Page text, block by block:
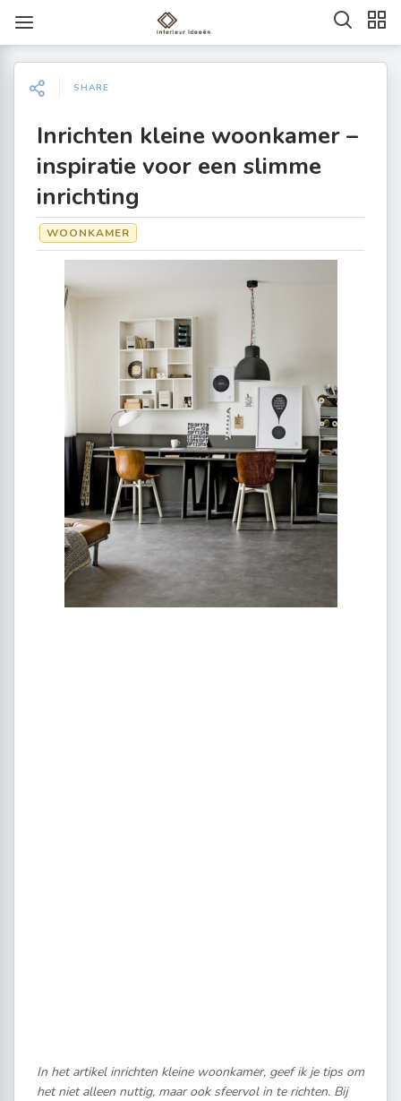
SHARE
Inrichten kleine woonkamer –
inspiratie voor een slimme
inrichting
WOONKAMER
In het artikel inrichten kleine woonkamer, geef ik je tips om
het niet alleen nuttig, maar ook sfeervol in te richten. Bij